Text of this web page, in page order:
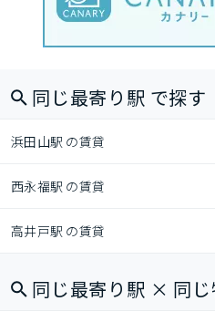
同じ最寄り駅 で探す
浜田山駅 の賃貸
西永福駅 の賃貸
高井戸駅 の賃貸
同じ最寄り駅 × 同じ